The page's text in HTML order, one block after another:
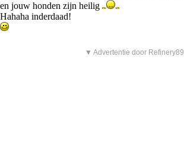
en jouw honden zijn heilig
Hahaha inderdaad!
▼ Advertentie door Refinery89